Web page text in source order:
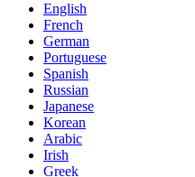
English
French
German
Portuguese
Spanish
Russian
Japanese
Korean
Arabic
Irish
Greek